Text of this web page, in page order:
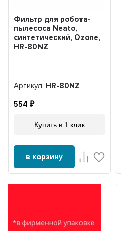
Фильтр для робота-
пылесоса Neato,
синтетический, Ozone,
HR-80NZ
Артикул: HR-80NZ
554
Купить в 1 клик
в корзину